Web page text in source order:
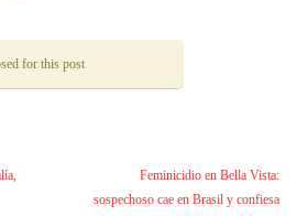
for this post
Feminicidio en Bella Vista:
sospechoso cae en Brasil y confiesa